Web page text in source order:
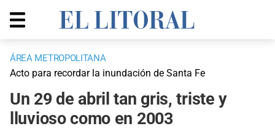
ÁREA METROPOLITANA
Acto para recordar la inundación de Santa Fe
Un 29 de abril tan gris, triste y
lluvioso como en 2003